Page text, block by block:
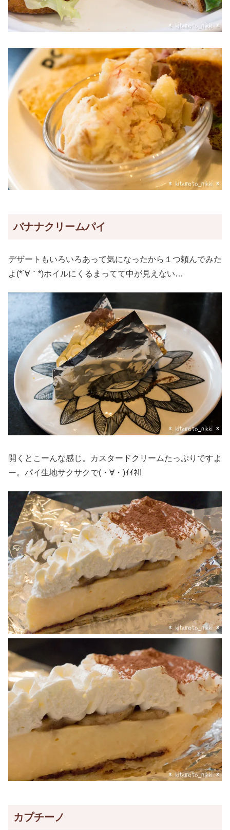
バナナクリームパイ
デザートもいろいろあって気になったから１つ頼んでみた
よ(*´∀｀*)ホイルにくるまってて中が見えない…
開くとこーんな感じ。カスタードクリームたっぷりですよ
ー。パイ生地サクサクで(・∀・)ｲｲﾈ!!
カプチーノ